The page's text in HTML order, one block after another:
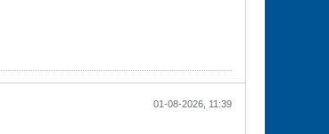
01-08-2026, 11:39